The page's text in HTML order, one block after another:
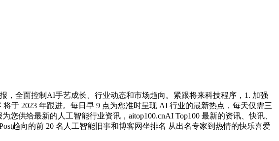
全面控制AI手艺成长、行业动态和市场趋向。紧跟将来科技程序，1. 加强
于 2023 年跟进。每日早 9 点为您准时呈现 AI 行业的最新热点，每天仅需三
供给最新的人工智能行业资讯，aitop100.cnAI Top100 最新的资讯、快讯、
趋向的前 20 名人工智能旧事和博客网坐排名 从出名专家到热情的快乐喜爱